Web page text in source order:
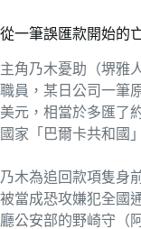
從一筆誤匯款開始的
主角乃木憂助（堺雅
職員，某日公司一筆
美元，相當於多匯了
國家「巴爾卡共和國
乃木為追回款項隻身
被當成恐攻嫌犯全國
廳公安部的野崎守（